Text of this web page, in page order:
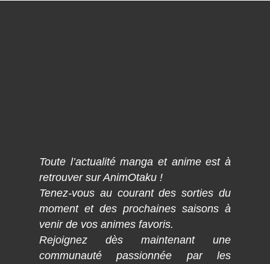
Toute l’actualité manga et anime est à
retrouver sur AnimOtaku !
Tenez-vous au courant des sorties du
moment et des prochaines saisons à
venir de vos animes favoris.
Rejoignez dès maintenant une
communauté passionnée par les